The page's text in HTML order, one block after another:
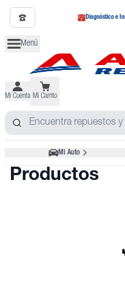
Diagnóstico e
Menú
Mi Cuenta Mi Carrito
Mi Auto
Productos